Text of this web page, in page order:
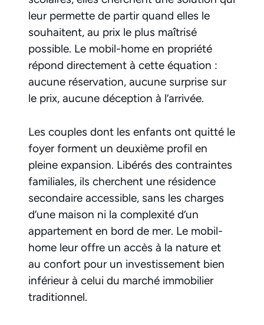
leur permette de partir quand elles le
souhaitent, au prix le plus maîtrisé
possible. Le mobil-home en propriété
répond directement à cette équation :
aucune réservation, aucune surprise sur
le prix, aucune déception à l’arrivée.
Les couples dont les enfants ont quitté le
foyer forment un deuxième profil en
pleine expansion. Libérés des contraintes
familiales, ils cherchent une résidence
secondaire accessible, sans les charges
d’une maison ni la complexité d’un
appartement en bord de mer. Le mobil-
home leur offre un accès à la nature et
au confort pour un investissement bien
inférieur à celui du marché immobilier
traditionnel.